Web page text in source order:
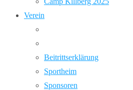
Verein
Beitrittserklärung
Sportheim
Sponsoren